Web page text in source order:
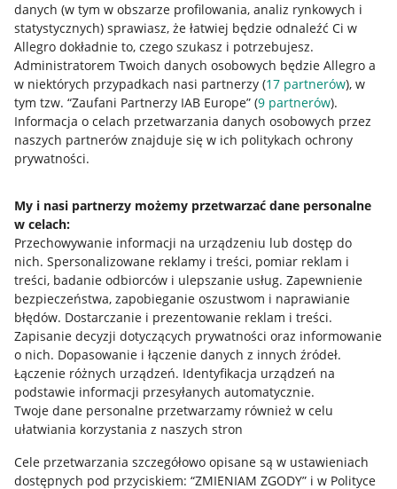
danych (w tym w obszarze profilowania, analiz rynkowych i
statystycznych) sprawiasz, że łatwiej będzie odnaleźć Ci w
Allegro dokładnie to, czego szukasz i potrzebujesz.
Administratorem Twoich danych osobowych będzie Allegro a
w niektórych przypadkach nasi partnerzy (17 partnerów), w
tym tzw. “Zaufani Partnerzy IAB Europe” (9 partnerów).
Informacja o celach przetwarzania danych osobowych przez
naszych partnerów znajduje się w ich politykach ochrony
prywatności.
My i nasi partnerzy możemy przetwarzać dane personalne
w celach:
Przechowywanie informacji na urządzeniu lub dostęp do
nich. Spersonalizowane reklamy i treści, pomiar reklam i
treści, badanie odbiorców i ulepszanie usług. Zapewnienie
bezpieczeństwa, zapobieganie oszustwom i naprawianie
błędów. Dostarczanie i prezentowanie reklam i treści.
Zapisanie decyzji dotyczących prywatności oraz informowanie
o nich. Dopasowanie i łączenie danych z innych źródeł.
Łączenie różnych urządzeń. Identyfikacja urządzeń na
podstawie informacji przesyłanych automatycznie.
Twoje dane personalne przetwarzamy również w celu
ułatwiania korzystania z naszych stron
Cele przetwarzania szczegółowo opisane są w ustawieniach
dostępnych pod przyciskiem: “ZMIENIAM ZGODY” i w Polityce
Przydatne informacje
Jak to działa
Allegro Gadane dla sprzedających
Allegro Gadane dla kupujących
Mapa miejscowości
Informacje prawne
Regulamin
Polityka plików "cookies"
Ustawienia plików "cookies"
Udostępnianie lokalizacji